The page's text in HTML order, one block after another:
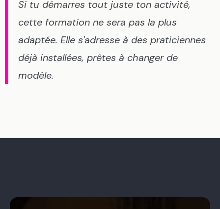
Si tu démarres tout juste ton activité,
cette formation ne sera pas la plus
adaptée. Elle s'adresse à des praticiennes
déjà installées, prêtes à changer de
modèle.